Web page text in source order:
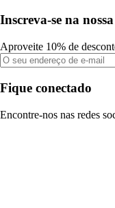
Inscreva-se na
Aproveite 10% de
Fique conectado
Encontre-nos nas redes